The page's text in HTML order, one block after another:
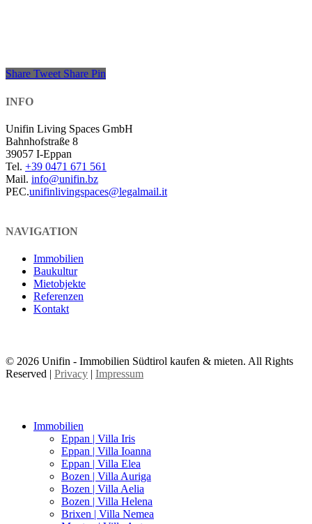
Share Tweet Share Pin
INFO
Unifin Living Spaces GmbH
Bahnhofstraße 8
39057 I-Eppan
Tel. +39 0471 671 561
Mail. info@unifin.bz
PEC.unifinlivingspaces@legalmail.it
NAVIGATION
Immobilien
Baukultur
Mietobjekte
Referenzen
Kontakt
© 2026 Unifin - Immobilien Südtirol kaufen & mieten. All Rights
Reserved | Privacy | Impressum
Immobilien
Eppan | Villa Iris
Eppan | Villa Ioanna
Eppan | Villa Elea
Bozen | Villa Auriga
Bozen | Villa Aelia
Bozen | Villa Helena
Brixen | Villa Nemea